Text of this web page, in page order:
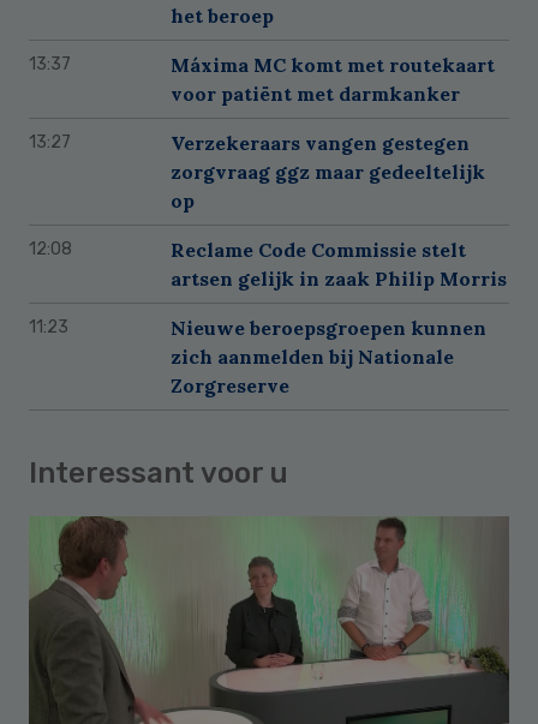
het beroep
13:37
Máxima MC komt met routekaart
voor patiënt met darmkanker
13:27
Verzekeraars vangen gestegen
zorgvraag ggz maar gedeeltelijk
op
12:08
Reclame Code Commissie stelt
artsen gelijk in zaak Philip Morris
11:23
Nieuwe beroepsgroepen kunnen
zich aanmelden bij Nationale
Zorgreserve
Interessant voor u